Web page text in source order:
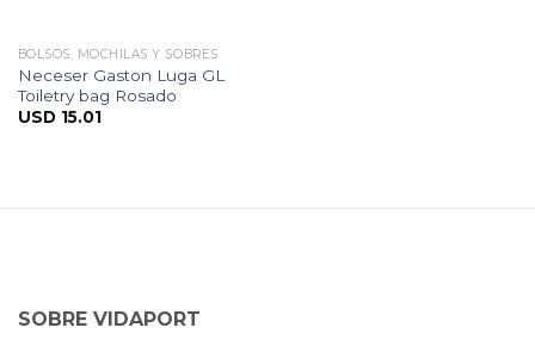
BOLSOS, MOCHILAS Y SOBRES
Neceser Gaston Luga GL
Toiletry bag Rosado
USD 15.01
SOBRE VIDAPORT